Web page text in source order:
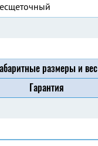
размеры и вес
Гарантия